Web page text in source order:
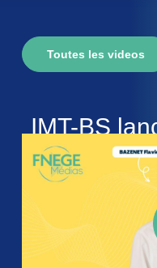
Toutes les videos
IMT-BS